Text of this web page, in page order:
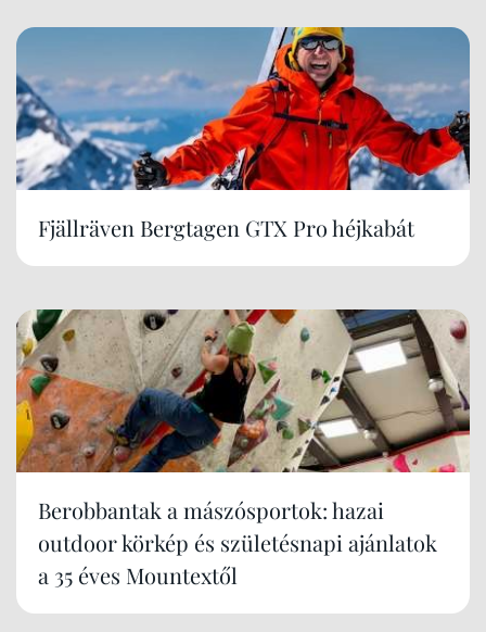
Fjällräven Bergtagen GTX Pro héjkabát
Berobbantak a mászósportok: hazai
outdoor körkép és születésnapi ajánlatok
a 35 éves Mountextől